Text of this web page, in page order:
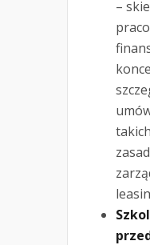
–